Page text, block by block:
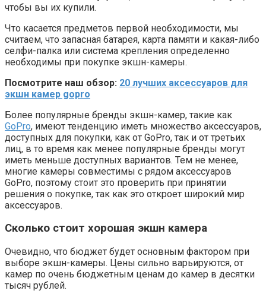
чтобы вы их купили.
Что касается предметов первой необходимости, мы
считаем, что запасная батарея, карта памяти и какая-либо
селфи-палка или система крепления определенно
необходимы при покупке экшн-камеры.
Посмотрите наш обзор: 20 лучших аксессуаров для
экшн камер gopro
Более популярные бренды экшн-камер, такие как
GoPro, имеют тенденцию иметь множество аксессуаров,
доступных для покупки, как от GoPro, так и от третьих
лиц, в то время как менее популярные бренды могут
иметь меньше доступных вариантов. Тем не менее,
многие камеры совместимы с рядом аксессуаров
GoPro, поэтому стоит это проверить при принятии
решения о покупке, так как это откроет широкий мир
аксессуаров.
Сколько стоит хорошая экшн камера
Очевидно, что бюджет будет основным фактором при
выборе экшн-камеры. Цены сильно варьируются, от
камер по очень бюджетным ценам до камер в десятки
тысяч рублей.